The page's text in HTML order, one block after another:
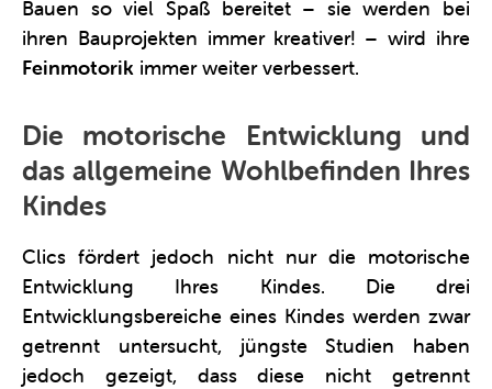
Bauen so viel Spaß bereitet – sie werden bei
ihren Bauprojekten immer kreativer! – wird ihre
Feinmotorik immer weiter verbessert.
Die motorische Entwicklung und
das allgemeine Wohlbefinden Ihres
Kindes
Clics fördert jedoch nicht nur die motorische
Entwicklung Ihres Kindes. Die drei
Entwicklungsbereiche eines Kindes werden zwar
getrennt untersucht, jüngste Studien haben
jedoch gezeigt, dass diese nicht getrennt